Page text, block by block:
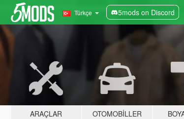
Türkçe 5mods on Discord
ARAÇLAR OTOMOBILLER